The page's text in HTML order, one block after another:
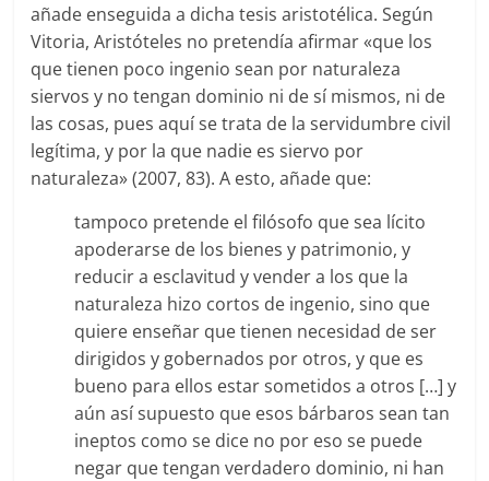
añade enseguida a dicha tesis aristotélica. Según
Vitoria, Aristóteles no pretendía afirmar «que los
que tienen poco ingenio sean por naturaleza
siervos y no tengan dominio ni de sí mismos, ni de
las cosas, pues aquí se trata de la servidumbre civil
legítima, y por la que nadie es siervo por
naturaleza» (2007, 83). A esto, añade que:
tampoco pretende el filósofo que sea lícito
apoderarse de los bienes y patrimonio, y
reducir a esclavitud y vender a los que la
naturaleza hizo cortos de ingenio, sino que
quiere enseñar que tienen necesidad de ser
dirigidos y gobernados por otros, y que es
bueno para ellos estar sometidos a otros […] y
aún así supuesto que esos bárbaros sean tan
ineptos como se dice no por eso se puede
negar que tengan verdadero dominio, ni han